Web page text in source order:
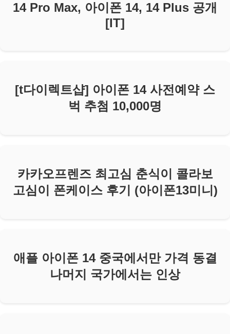
14 Pro Max, 아이폰 14, 14 Plus 공개
[IT]
[t다이렉트샵] 아이폰 14 사전예약 스
벅 추첨 10,000명
카카오프렌즈 최고심 춘식이 콜라보
고심이 폰케이스 후기 (아이폰13미니)
애플 아이폰 14 중국에서만 가격 동결
나머지 국가에서는 인상